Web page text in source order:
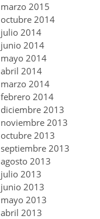
marzo 2015
octubre 2014
julio 2014
junio 2014
mayo 2014
abril 2014
marzo 2014
febrero 2014
diciembre 2013
noviembre 2013
octubre 2013
septiembre 2013
agosto 2013
julio 2013
junio 2013
mayo 2013
abril 2013